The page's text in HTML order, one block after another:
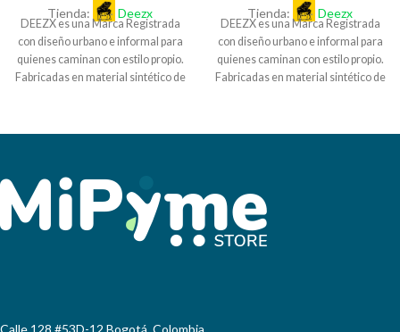
Tienda:
Deezx
DEEZX es una Marca Registrada
con diseño urbano e informal para
quienes caminan con estilo propio.
Fabricadas en material sintético de
detalles únicos y acabados
Cada par DEEZX es más que
calzado: es una declaración de
actitud. Perfectas para quienes
buscan diferenciarse, nuestras
envíos a nivel nacional.
Tienda:
Deezx
DEEZX es una Marca Registrada
con diseño urbano e informal para
quienes caminan con estilo propio.
Fabricadas en material sintético de
detalles únicos y acabados
calzado: es una declaración de
actitud. Perfectas para quienes
buscan diferenciarse, nuestras
Calle 128 #53D-12 Bogotá, Colombia